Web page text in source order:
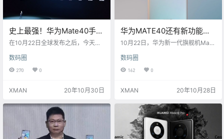
史上最强！华为Mate40手机
正式发布
在10月22日全球发布之后，今天华
40 Pro+三款手机，配备了5nm麒麟
9000系列处理器，升级了全新超感
知徕卡电影影像系统，这是史上最
舰机价格也终于出炉了，起步价控
1.4万元。 Mate40： 8GB+128GB
4999元、8GB+256GB 5499元 Ma
数码圈
270 0
XMAN 20年10月30日
华为MATE40还有新功能未
公布，10月30日发布会揭晓
10月22日，华为新一代旗舰机Mate
是史上最强大的Mate系列。10月30
日，Mate40系列将在国内正式发
布。近日，余承东现身，毫不掩饰
e40有一个功能很特别，将在10月3
示，这9年来，接近10年来，我们不
断地坚持做最好的产品，这条路坚
持下来了，得到了 全球消费者的信
任，没有大家的支持、喜…
数码圈
162 0
XMAN 20年10月28日